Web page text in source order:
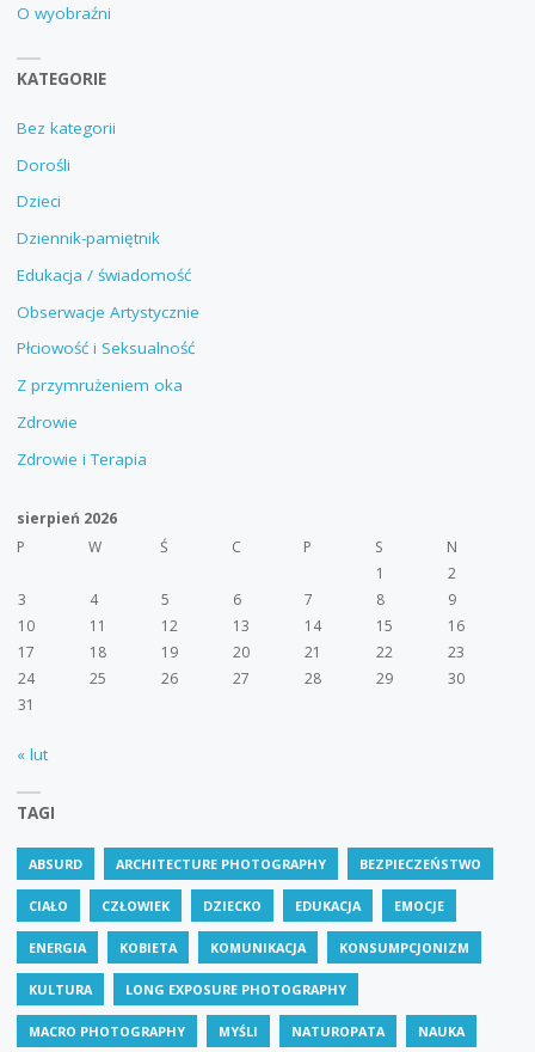
O wyobraźni
KATEGORIE
Bez kategorii
Dorośli
Dzieci
Dziennik-pamiętnik
Edukacja / świadomość
Obserwacje Artystycznie
Płciowość i Seksualność
Z przymrużeniem oka
Zdrowie
Zdrowie i Terapia
sierpień 2026
P
W Ś C P S
N
1
2
3
4 5 6 7 8
9
10
11 12 13 14 15
16
17
18 19 20 21 22
23
24
25 26 27 28 29
30
31
« lut
TAGI
ABSURD ARCHITECTURE PHOTOGRAPHY BEZPIECZEŃSTWO
CIAŁO CZŁOWIEK DZIECKO EDUKACJA EMOCJE
ENERGIA KOBIETA KOMUNIKACJA KONSUMPCJONIZM
KULTURA LONG EXPOSURE PHOTOGRAPHY
MACRO PHOTOGRAPHY MYŚLI NATUROPATA NAUKA